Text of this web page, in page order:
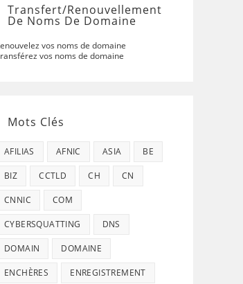
Transfert/renouvellement
De Noms De Domaine
vos noms de domaine
vos noms de domaine
Mots Clés
AFILIAS AFNIC ASIA BE
BIZ CCTLD CH CN
CNNIC COM
CYBERSQUATTING DNS
DOMAIN DOMAINE
ENCHÈRES ENREGISTREMENT